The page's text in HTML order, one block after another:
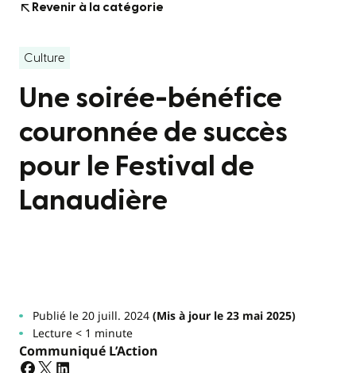
Revenir à la catégorie
Culture
Une soirée-bénéfice
couronnée de succès
pour le Festival de
Lanaudière
Publié le 20 juill. 2024(Mis à jour le 23 mai 2025)
Lecture < 1 minute
Communiqué L’Action